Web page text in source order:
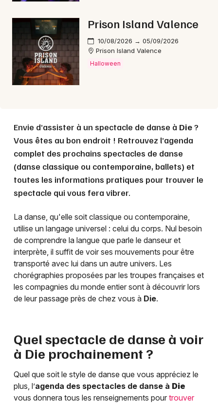
Mon email
Prison Island Valence
10/08/2026 → 05/09/2026
Prison Island Valence
Halloween
Envie d’assister à un spectacle de danse à Die?
Vous êtes au bon endroit ! Retrouvez l’agenda
complet des prochains spectacles de danse
(danse classique ou contemporaine, ballets) et
toutes les informations pratiques pour trouver le
spectacle qui vous fera vibrer.
La danse, qu'elle soit classique ou contemporaine,
utilise un langage universel : celui du corps. Nul besoin
de comprendre la langue que parle le danseur et
interprète, il suffit de voir ses mouvements pour être
transporté avec lui dans un autre univers. Les
chorégraphies proposées par les troupes françaises et
les compagnies du monde entier sont à découvrir lors
de leur passage près de chez vous à Die.
Quel spectacle de danse à voir
à Die prochainement ?
Quel que soit le style de danse que vous appréciez le
plus, l’agenda des spectacles de danse à Die
vous donnera tous les renseignements pour trouver